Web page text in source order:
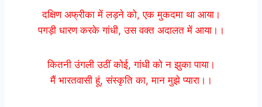
दक्षिण अफ्रीका में लड़ने को, एक मुकदमा था आया।
पगड़ी धारण करके गांधी, उस वक्त अदालत में आया।।
कितनी उंगली उठीं कोई, गांधी को न झुका पाया।
मैं भारतवासी हूं, संस्कृति का, मान मुझे प्यारा।।